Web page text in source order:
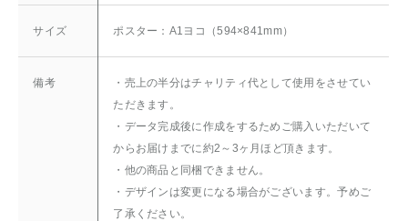
サイズ ポスター：A1ヨコ（594×841mm）
備考
・売上の半分はチャリティ代として使用をさせてい
ただきます。
・データ完成後に作成をするためご購入いただいて
からお届けまでに約2～3ヶ月ほど頂きます。
・他の商品と同梱できません。
・デザインは変更になる場合がございます。予めご
了承ください。